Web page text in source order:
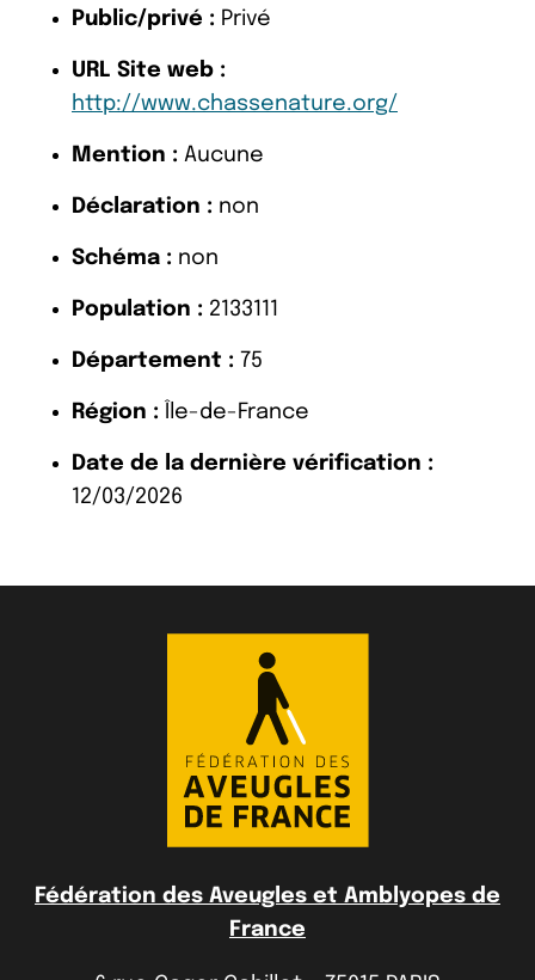
Public/privé : Privé
URL Site web :
http://www.chassenature.org/
Mention : Aucune
Déclaration : non
Schéma : non
Population : 2133111
Département : 75
Région : Île-de-France
Date de la dernière vérification :
12/03/2026
Fédération des Aveugles et Amblyopes de
France